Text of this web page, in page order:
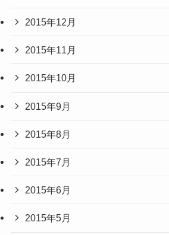
2015年12月
2015年11月
2015年10月
2015年9月
2015年8月
2015年7月
2015年6月
2015年5月